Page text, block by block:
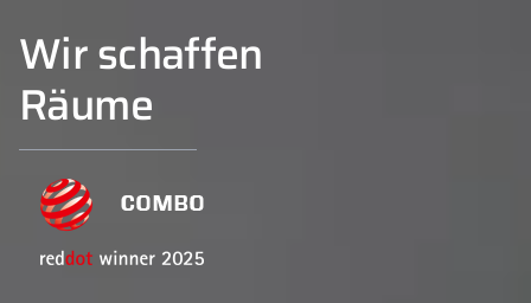
Wir schaffen
Räume